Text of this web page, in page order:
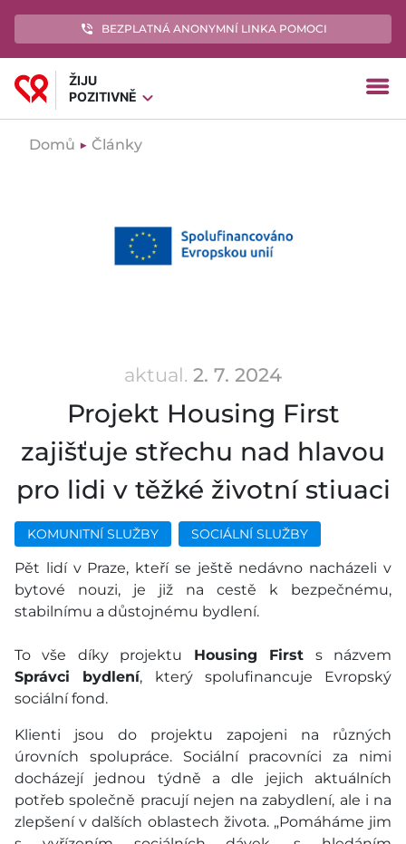
phone_in_talk BEZPLATNÁ ANONYMNÍ LINKA POMOCI
ŽIJU
POZITIVNĚ expand_more menu
Domů ▶ Články
aktual. 2. 7. 2024
Projekt Housing First
zajišťuje střechu nad hlavou
pro lidi v těžké životní stiuaci
KOMUNITNÍ SLUŽBY SOCIÁLNÍ SLUŽBY
Pět lidí v Praze, kteří se ještě nedávno nacházeli v
bytové nouzi, je již na cestě k bezpečnému,
stabilnímu a důstojnému bydlení.
To vše díky projektu Housing First s názvem
Správci bydlení, který spolufinancuje Evropský
sociální fond.
Klienti jsou do projektu zapojeni na různých
úrovních spolupráce. Sociální pracovníci za nimi
docházejí jednou týdně a dle jejich aktuálních
potřeb společně pracují nejen na zabydlení, ale i na
zlepšení v dalších oblastech života. „Pomáháme jim